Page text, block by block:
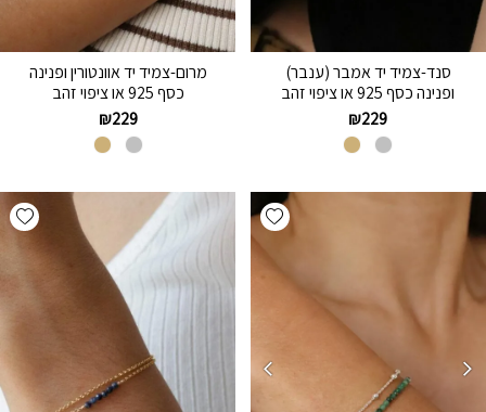
סנד-צמיד יד אמבר (ענבר)
ופנינה כסף 925 או ציפוי זהב
₪229
מרום-צמיד יד אוונטורין ופנינה
כסף 925 או ציפוי זהב
₪229
Add wishlist